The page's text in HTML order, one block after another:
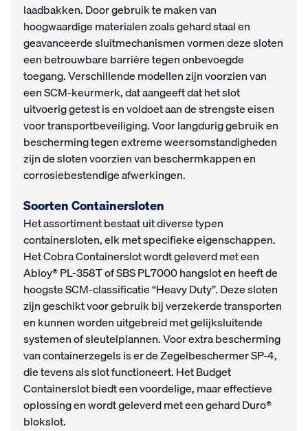
laadbakken. Door gebruik te maken van
hoogwaardige materialen zoals gehard staal en
geavanceerde sluitmechanismen vormen deze sloten
een betrouwbare barrière tegen onbevoegde
toegang. Verschillende modellen zijn voorzien van
een SCM-keurmerk, dat aangeeft dat het slot
uitvoerig getest is en voldoet aan de strengste eisen
voor transportbeveiliging. Voor langdurig gebruik en
bescherming tegen extreme weersomstandigheden
zijn de sloten voorzien van beschermkappen en
corrosiebestendige afwerkingen.
Soorten Containersloten
Het assortiment bestaat uit diverse typen
containersloten, elk met specifieke eigenschappen.
Het Cobra Containerslot wordt geleverd met een
Abloy® PL-358T of SBS PL7000 hangslot en heeft de
hoogste SCM-classificatie “Heavy Duty”. Deze sloten
zijn geschikt voor gebruik bij verzekerde transporten
en kunnen worden uitgebreid met gelijksluitende
systemen of sleutelplannen. Voor extra bescherming
van containerzegels is er de Zegelbeschermer SP-4,
die tevens als slot functioneert. Het Budget
Containerslot biedt een voordelige, maar effectieve
oplossing en wordt geleverd met een gehard Duro®
blokslot.